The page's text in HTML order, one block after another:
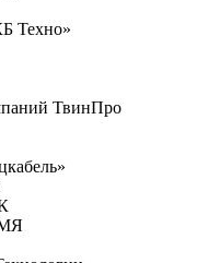
Техно»
ТвинПро